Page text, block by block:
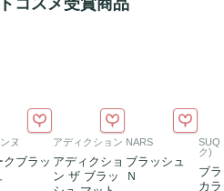
ヌ
クブラッ
アディクション
アディクショ
ン ザ ブラッ
NARS
ブラッシュ
Ｎ
ク)
ブ
カ